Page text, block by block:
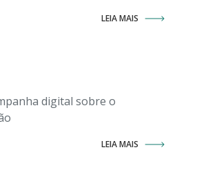
LEIA MAIS
digital sobre o
LEIA MAIS